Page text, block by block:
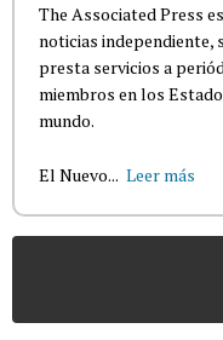
The Associated Press
noticias independiente,
presta servicios a
miembros en los
mundo.
El Nuevo... Leer más